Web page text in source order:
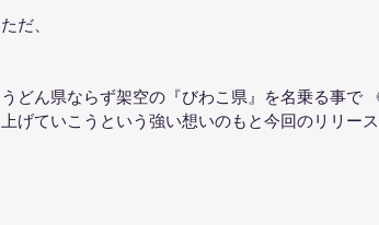
ただ、
うどん県ならず架空の『びわこ県』を名乗る事で
上げていこうという強い想いのもと今回のリリー